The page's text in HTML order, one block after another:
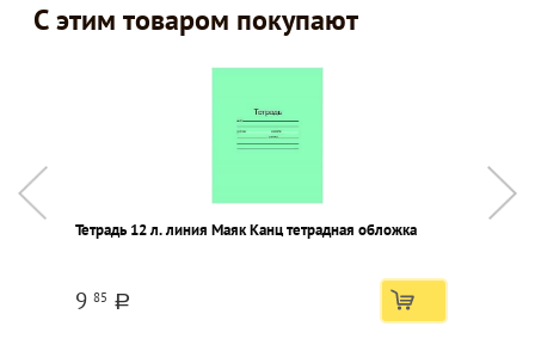
С этим товаром покупают
Тетрадь 12 л. линия Маяк Канц тетрадная обложка
9 85 a